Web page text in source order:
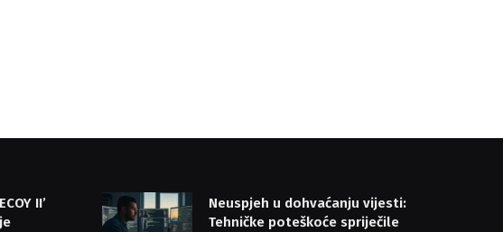
II’
Neuspjeh u dohvaćanju vijesti:
Tehničke poteškoće spriječile